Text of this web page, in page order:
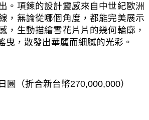
。項鍊的設計靈感來自中世紀歐洲
，無論從哪個角度，都能完美展示
，生動描繪雪花片片的幾何輪廓，
曳，散發出華麗而細膩的光彩。
圓（折合新台幣270,000,000）